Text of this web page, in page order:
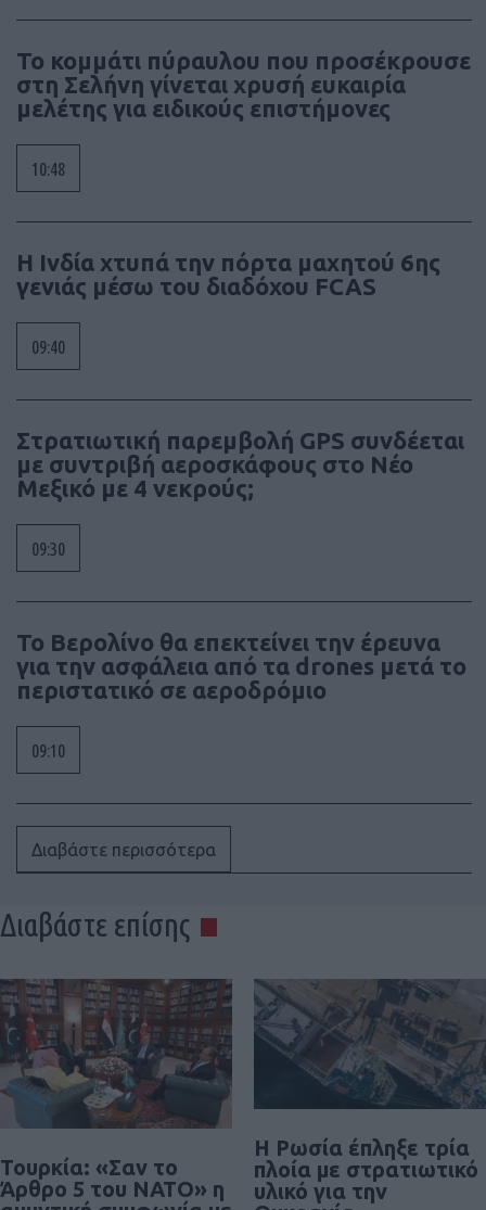
Το κομμάτι πύραυλου που προσέκρουσε
στη Σελήνη γίνεται χρυσή ευκαιρία
μελέτης για ειδικούς επιστήμονες
10:48
Η Ινδία χτυπά την πόρτα μαχητού 6ης
γενιάς μέσω του διαδόχου FCAS
09:40
Στρατιωτική παρεμβολή GPS συνδέεται
με συντριβή αεροσκάφους στο Νέο
Μεξικό με 4 νεκρούς;
09:30
Το Βερολίνο θα επεκτείνει την έρευνα
για την ασφάλεια από τα drones μετά το
περιστατικό σε αεροδρόμιο
09:10
Διαβάστε περισσότερα
Διαβάστε επίσης
Τουρκία: «Σαν το
Άρθρο 5 του ΝΑΤΟ» η
Η Ρωσία έπληξε τρία
πλοία με στρατιωτικό
υλικό για την